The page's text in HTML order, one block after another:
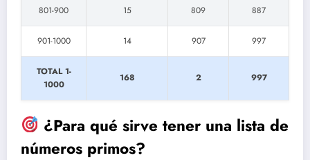
801-900 15 809 887
901-1000 14 907 997
TOTAL 1-
1000
168 2 997
¿Para qué sirve tener una lista de
números primos?